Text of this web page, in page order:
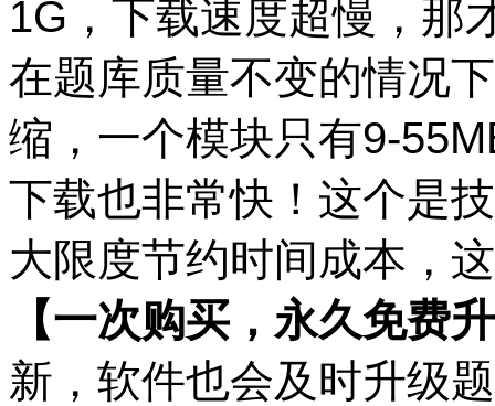
1G，下载速度超慢，那
在题库质量不变的情况
缩，一个模块只有9-
下载也非常快！这个是
大限度节约时间成本，
【一次购买，永久免费
新，软件也会及时升级